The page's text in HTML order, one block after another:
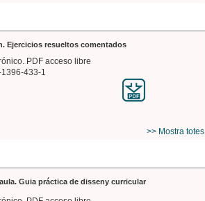
Ejercicios resueltos comentados
PDF acceso libre
1396-433-1
>> Mostra totes
Guia práctica de disseny curricular